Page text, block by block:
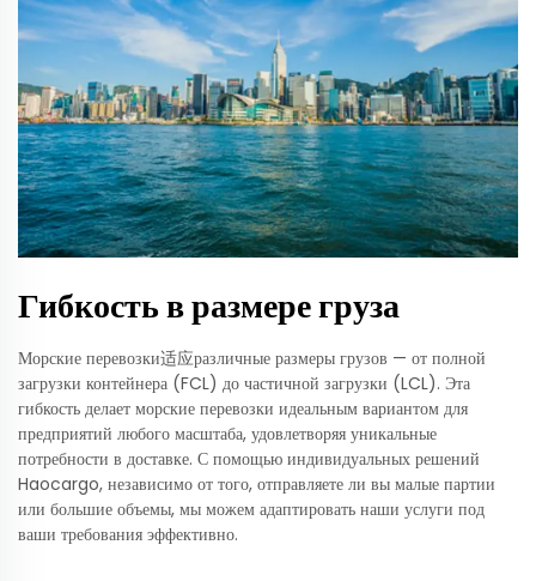
Гибкость в размере груза
Морские перевозки适应различные размеры грузов — от полной
загрузки контейнера (FCL) до частичной загрузки (LCL). Эта
гибкость делает морские перевозки идеальным вариантом для
предприятий любого масштаба, удовлетворяя уникальные
потребности в доставке. С помощью индивидуальных решений
Haocargo, независимо от того, отправляете ли вы малые партии
или большие объемы, мы можем адаптировать наши услуги под
ваши требования эффективно.